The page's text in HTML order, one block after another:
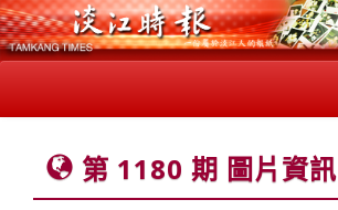
第 1180 期 圖片資訊